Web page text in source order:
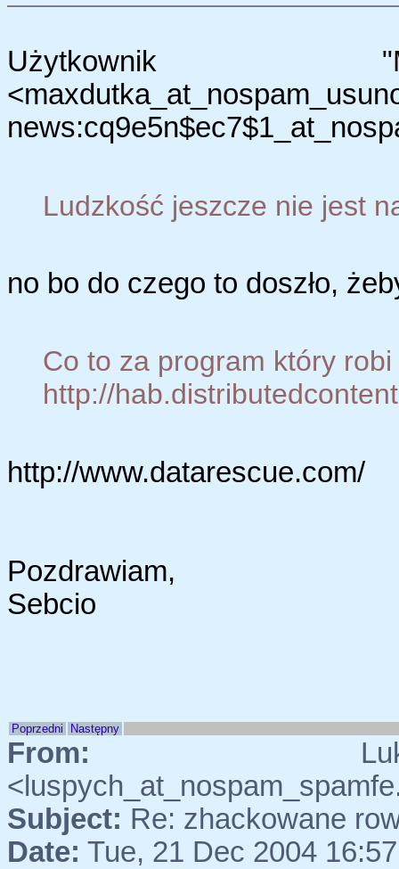
Użytkownik
Ludzkość jeszcze nie jest
no bo do czego to doszło,
Co to za program który
http://
http://www.datarescue.com/
Pozdrawiam,
Sebcio
Poprzedni Następny
From:
Subject: Re: zhackowane
Date: Tue, 21 Dec 2004